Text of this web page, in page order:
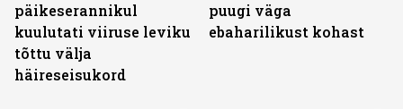
päikeserannikul
kuulutati viiruse leviku
tõttu välja
häireseisukord
puugi väga
ebaharilikust kohast